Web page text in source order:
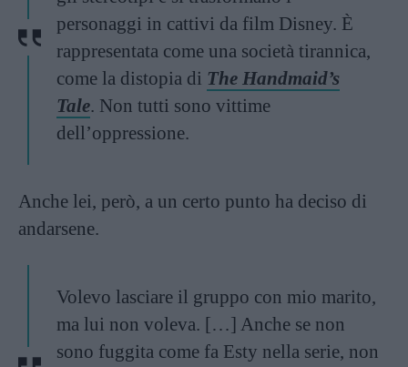
personaggi in cattivi da film Disney. È
rappresentata come una società tirannica,
come la distopia di The Handmaid’s
Tale. Non tutti sono vittime
dell’oppressione.
Anche lei, però, a un certo punto ha deciso di
andarsene.
Volevo lasciare il gruppo con mio marito,
ma lui non voleva. […] Anche se non
sono fuggita come fa Esty nella serie, non